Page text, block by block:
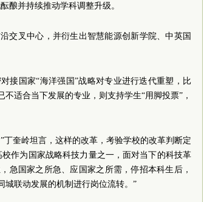
酿并持续推动学科调整升级。
叉中心，并衍生出智慧能源创新学院、中英国
接国家“海洋强国”战略对专业进行迭代重塑，比
适合当下发展的专业，则支持学生“用脚投票”，
奎岭坦言，这样的改革，考验学校的改革判断定
作为国家战略科技力量之一，面对当下的科技革
急国家之所急、应国家之所需，停招本科生后，
城联动发展的机制进行岗位流转。”